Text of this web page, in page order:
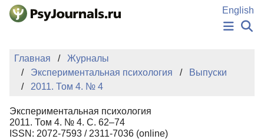
Перейти к основному содержанию
English
НОВОСТИ
КЛЮЧЕВЫЕ СЛОВА
Регистрация
Главная
Журналы
Экспериментальная психология
Выпуски
2011. Том 4. № 4
Экспериментальная психология
2011. Том 4. № 4. С. 62–74
ISSN: 2072-7593 / 2311-7036 (online)